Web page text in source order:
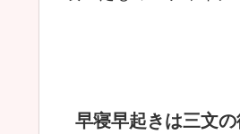
早寝早起きは三文